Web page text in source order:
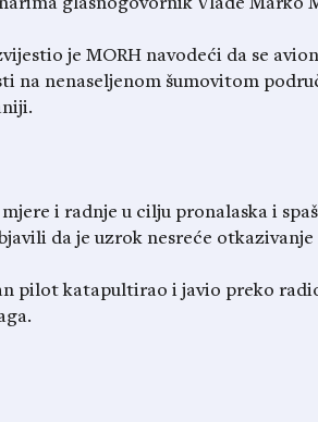
glasnogovornik Vlade Marko
je MORH navodeći da se
na nenaseljenom šumovitom
mjere i radnje u cilju pronalaska i
da je uzrok nesreće
pilot katapultirao i javio preko